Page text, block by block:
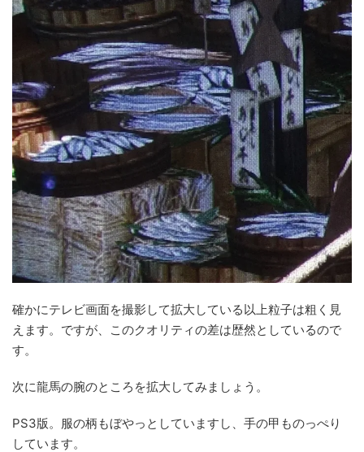
確かにテレビ画面を撮影して拡大している以上粒子は粗く見
えます。ですが、このクオリティの差は歴然としているので
す。
次に龍馬の腕のところを拡大してみましょう。
PS3版。服の柄もぼやっとしていますし、手の甲ものっぺり
しています。